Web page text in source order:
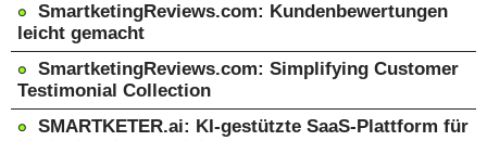
SmartketingReviews.com: Kundenbewertungen
leicht gemacht
SmartketingReviews.com: Simplifying Customer
Testimonial Collection
SMARTKETER.ai: KI-gestützte SaaS-Plattform für